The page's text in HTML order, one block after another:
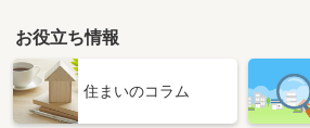
お役立ち情報
住まいのコラム